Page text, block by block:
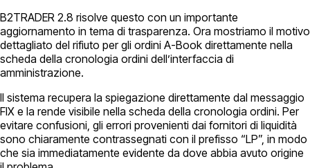
B2TRADER 2.8 risolve questo con un importante
aggiornamento in tema di trasparenza. Ora mostriamo il motivo
dettagliato del rifiuto per gli ordini A-Book direttamente nella
scheda della cronologia ordini dell’interfaccia di
amministrazione.
Il sistema recupera la spiegazione direttamente dal messaggio
FIX e la rende visibile nella scheda della cronologia ordini. Per
evitare confusioni, gli errori provenienti dai fornitori di liquidità
sono chiaramente contrassegnati con il prefisso “LP”, in modo
che sia immediatamente evidente da dove abbia avuto origine